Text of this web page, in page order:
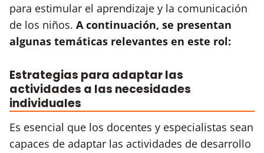
para estimular el aprendizaje y la comunicación
de los niños. A continuación, se presentan
algunas temáticas relevantes en este rol:
Estrategias para adaptar las
actividades a las necesidades
individuales
Es esencial que los docentes y especialistas sean
capaces de adaptar las actividades de desarrollo